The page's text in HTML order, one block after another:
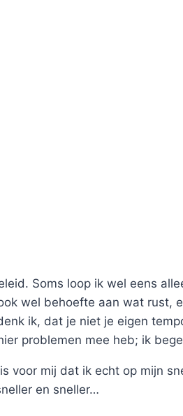
Soms loop ik wel eens
wel behoefte aan wat rust,
ik, dat je niet je eigen
problemen mee heb; ik
voor mij dat ik echt op mijn
en sneller…